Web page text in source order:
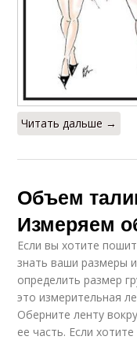
Читать дальше →
Объем
Измеряем
Если вы хотите
знать ваши размеры
определить размер
это измерительная
Оберните ленту
ее часть. Если